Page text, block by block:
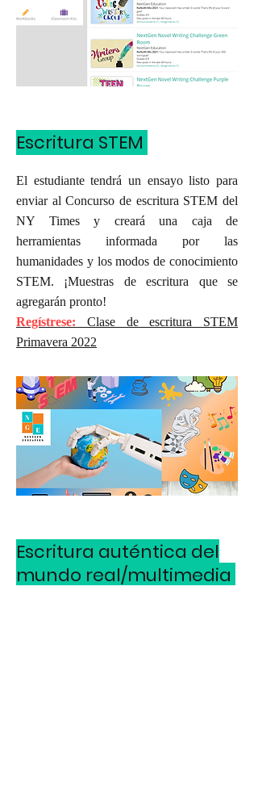
Escritura STEM
El estudiante tendrá un ensayo listo para
enviar al Concurso de escritura STEM del
NY Times y creará una caja de
herramientas informada por las
humanidades y los modos de conocimiento
STEM. ¡Muestras de escritura que se
agregarán pronto!
Regístrese: Clase de escritura STEM
Primavera 2022
Escritura auténtica del
mundo real/multimedia